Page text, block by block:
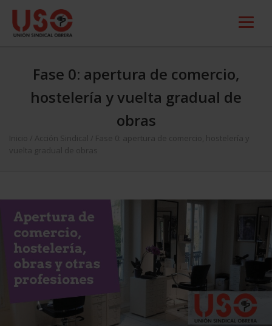
Fase 0: apertura de comercio,
hostelería y vuelta gradual de
obras
Inicio Acción Sindical
Fase 0: apertura de comercio, hostelería y
vuelta gradual de obras